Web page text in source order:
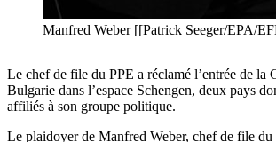
Manfred Weber [[Patrick Seeger/EPA/
Le chef de file du PPE a réclamé l’entrée de la
Bulgarie dans l’espace Schengen, deux pays
affiliés à son groupe politique.
Le plaidoyer de Manfred Weber, chef de file